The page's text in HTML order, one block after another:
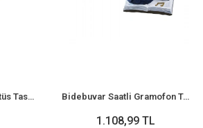
Bidebuvar Saksılı Kaktüs Tasarımlı Biblo - Büyük Boy - Seramik - Parlak Altın Bidebuvar Saatli Gramofon Tasarımlı Biblo Kalemlik - Dekoratif Model - Nostaljik Tasarım
1.108,99 TL